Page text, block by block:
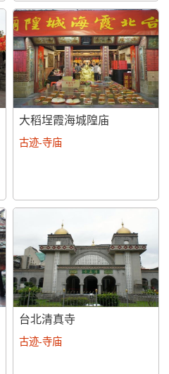
大稻埕霞海城隍庙
古迹-寺庙
台北清真寺
古迹-寺庙